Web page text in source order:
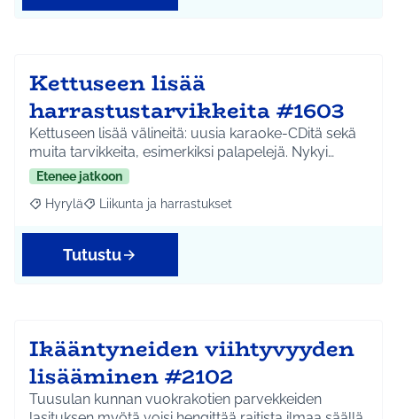
Kettuseen lisää
harrastustarvikkeita #1603
Kettuseen lisää välineitä: uusia karaoke-CDitä sekä
muita tarvikkeita, esimerkiksi palapelejä. Nykyi…
Etenee jatkoon
Rajaa tulokset aihepiirin mukaan: Hyrylä
Hyrylä Rajaa tulokset teeman mukaan: Liikunta ja
Liikunta ja harrastukset
Tutustu
Ikääntyneiden viihtyvyyden
lisääminen #2102
Tuusulan kunnan vuokrakotien parvekkeiden